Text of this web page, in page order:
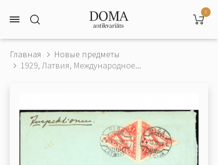
0
Главная
Новые предметы
1929, Латвия, Международное...